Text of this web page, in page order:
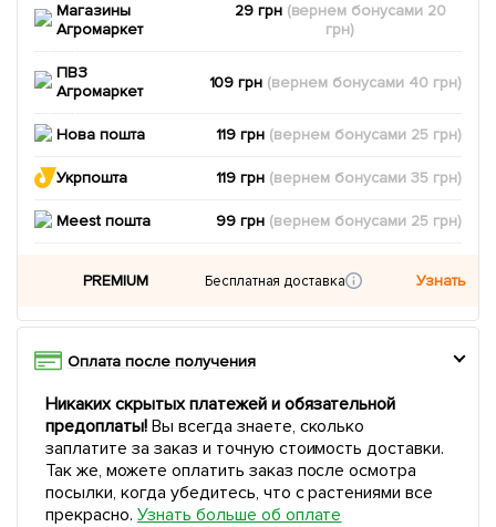
Магазины
Агромаркет
29 грн (вернем бонусами 20
грн)
ПВЗ
Агромаркет
109 грн (вернем бонусами 40 грн)
Нова пошта 119 грн (вернем бонусами 25 грн)
Укрпошта 119 грн (вернем бонусами35 грн)
Meest пошта 99 грн (вернем бонусами 25 грн)
PREMIUM Бесплатная доставка Узнать
Оплата после получения
Никаких скрытых платежей и обязательной
предоплаты!Вы всегда знаете, сколько
заплатите за заказ и точную стоимость доставки.
Так же, можете оплатить заказ после осмотра
посылки, когда убедитесь, что с растениями все
прекрасно. Узнать больше об оплате